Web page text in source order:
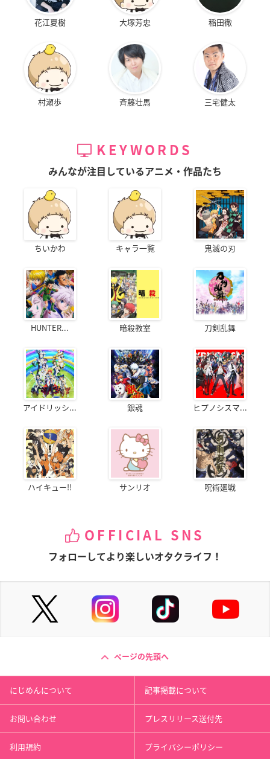
花江夏樹 大塚芳忠 稲田徹
村瀬歩 斉藤壮馬 三宅健太
KEYWORDS
みんなが注目しているアニメ・作品たち
ちいかわ キャラ一覧 鬼滅の刃
HUNTER... 暗殺教室 刀剣乱舞
アイドリッシ... 銀魂 ヒプノシスマ...
ハイキュー!! サンリオ 呪術廻戦
OFFICIAL SNS
フォローしてより楽しいオタクライフ！
ページの先頭へ
にじめんについて 記事掲載について
お問い合わせ プレスリリース送付先
利用規約 プライバシーポリシー